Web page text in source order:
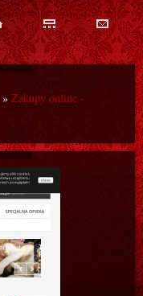
» Zakupy online -